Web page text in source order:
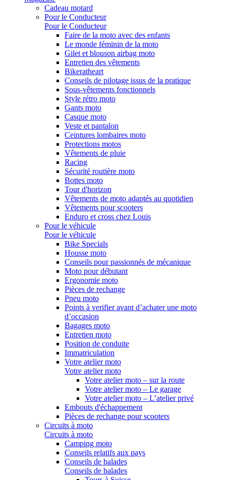
Cadeau motard
Pour le Conducteur
Pour le Conducteur
Faire de la moto avec des enfants
Le monde féminin de la moto
Gilet et blouson airbag moto
Entretien des vêtements
Bikeratheart
Conseils de pilotage issus de la pratique
Sous-vêtements fonctionnels
Style rétro moto
Gants moto
Casque moto
Veste et pantalon
Ceintures lombaires moto
Protections motos
Vêtements de pluie
Racing
Sécurité routière moto
Bottes moto
Tour d'horizon
Vêtements de moto adaptés au quotidien
Vêtements pour scooters
Enduro et cross chez Louis
Pour le véhicule
Pour le véhicule
Bike Specials
Housse moto
Conseils pour passionnés de mécanique
Moto pour débutant
Ergonomie moto
Pièces de rechange
Pneu moto
Points à verifier avant d’achater une moto
d’occasion
Bagages moto
Entretien moto
Position de conduite
Immatriculation
Votre atelier moto
Votre atelier moto
Votre atelier moto – sur la route
Votre atelier moto – Le garage
Votre atelier moto – L’atelier privé
Embouts d'échappement
Pièces de rechange pour scooters
Circuits à moto
Circuits à moto
Camping moto
Conseils relatifs aux pays
Conseils de balades
Conseils de balades